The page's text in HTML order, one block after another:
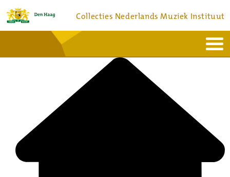
Collecties Nederlands Muziek Instituut
Bronnen en collecties